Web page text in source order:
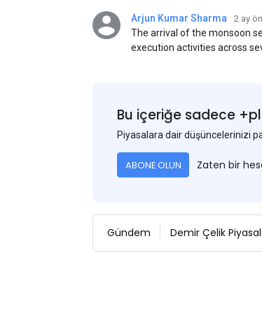
Arjun Kumar Sharma 2 ay
The arrival of the monsoon
execution activities across
Bu içeriğe sadece
Piyasalara dair düşüncelerinizi
ABONE OLUN Zaten bir
Gündem Demir Çelik